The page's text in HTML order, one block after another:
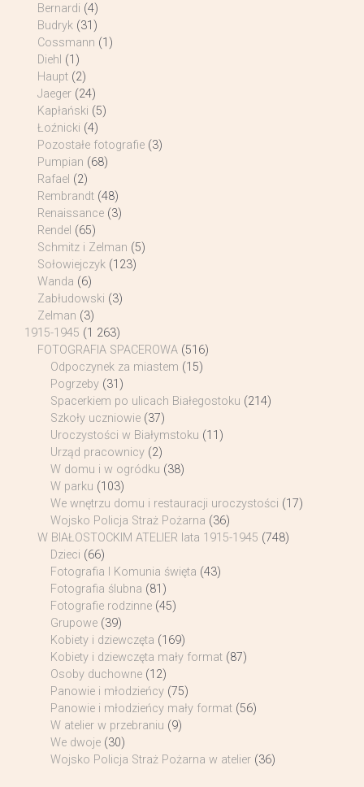
Bernardi (4)
Budryk (31)
Cossmann (1)
Diehl (1)
Haupt (2)
Jaeger (24)
Kapłański (5)
Łoźnicki (4)
Pozostałe fotografie (3)
Pumpian (68)
Rafael (2)
Rembrandt (48)
Renaissance (3)
Rendel (65)
Schmitz i Zelman (5)
Sołowiejczyk (123)
Wanda (6)
Zabłudowski (3)
Zelman (3)
1915-1945 (1 263)
FOTOGRAFIA SPACEROWA (516)
Odpoczynek za miastem (15)
Pogrzeby (31)
Spacerkiem po ulicach Białegostoku (214)
Szkoły uczniowie (37)
Uroczystości w Białymstoku (11)
Urząd pracownicy (2)
W domu i w ogródku (38)
W parku (103)
We wnętrzu domu i restauracji uroczystości (17)
Wojsko Policja Straż Pożarna (36)
W BIAŁOSTOCKIM ATELIER lata 1915-1945 (748)
Dzieci (66)
Fotografia I Komunia święta (43)
Fotografia ślubna (81)
Fotografie rodzinne (45)
Grupowe (39)
Kobiety i dziewczęta (169)
Kobiety i dziewczęta mały format (87)
Osoby duchowne (12)
Panowie i młodzieńcy (75)
Panowie i młodzieńcy mały format (56)
W atelier w przebraniu (9)
We dwoje (30)
Wojsko Policja Straż Pożarna w atelier (36)